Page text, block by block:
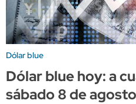
Dólar blue
Dólar blue hoy: a
sábado 8 de agosto